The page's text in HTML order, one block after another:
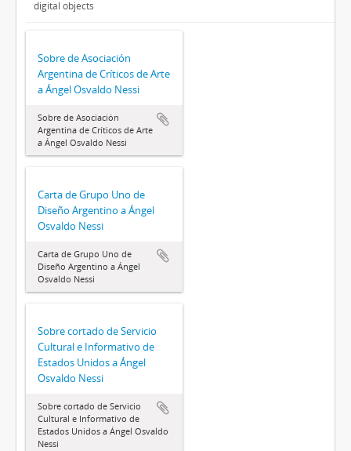
digital objects
Sobre de Asociación
Argentina de Críticos de Arte
a Ángel Osvaldo Nessi
Sobre de Asociación
Argentina de Críticos de Arte
a Ángel Osvaldo Nessi
Carta de Grupo Uno de
Diseño Argentino a Ángel
Osvaldo Nessi
Carta de Grupo Uno de
Diseño Argentino a Ángel
Osvaldo Nessi
Sobre cortado de Servicio
Cultural e Informativo de
Estados Unidos a Ángel
Osvaldo Nessi
Sobre cortado de Servicio
Cultural e Informativo de
Estados Unidos a Ángel Osvaldo
Nessi